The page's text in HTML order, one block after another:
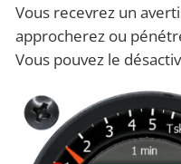
Vous recevrez un
approcherez ou
Vous pouvez le